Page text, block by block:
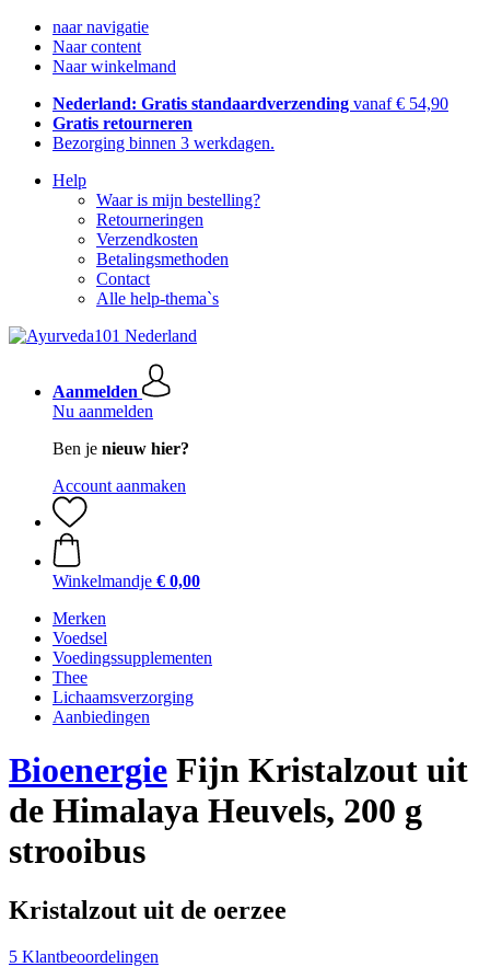
naar navigatie
Naar content
Naar winkelmand
Nederland: Gratis standaardverzending vanaf € 54,90
Gratis retourneren
Bezorging binnen 3 werkdagen.
Help
Waar is mijn bestelling?
Retourneringen
Verzendkosten
Betalingsmethoden
Contact
Alle help-thema`s
Aanmelden
Nu aanmelden
Ben je nieuw hier?
Account aanmaken
Winkelmandje € 0,00
Merken
Voedsel
Voedingssupplementen
Thee
Lichaamsverzorging
Aanbiedingen
Bioenergie Fijn Kristalzout uit
de Himalaya Heuvels, 200 g
strooibus
Kristalzout uit de oerzee
5 Klantbeoordelingen